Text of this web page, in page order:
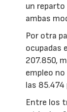
un
ambas
Por otra
ocupadas
207.850,
empleo no
las 85.474
Entre los